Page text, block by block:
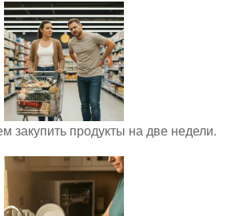
закупить продукты на две недели.